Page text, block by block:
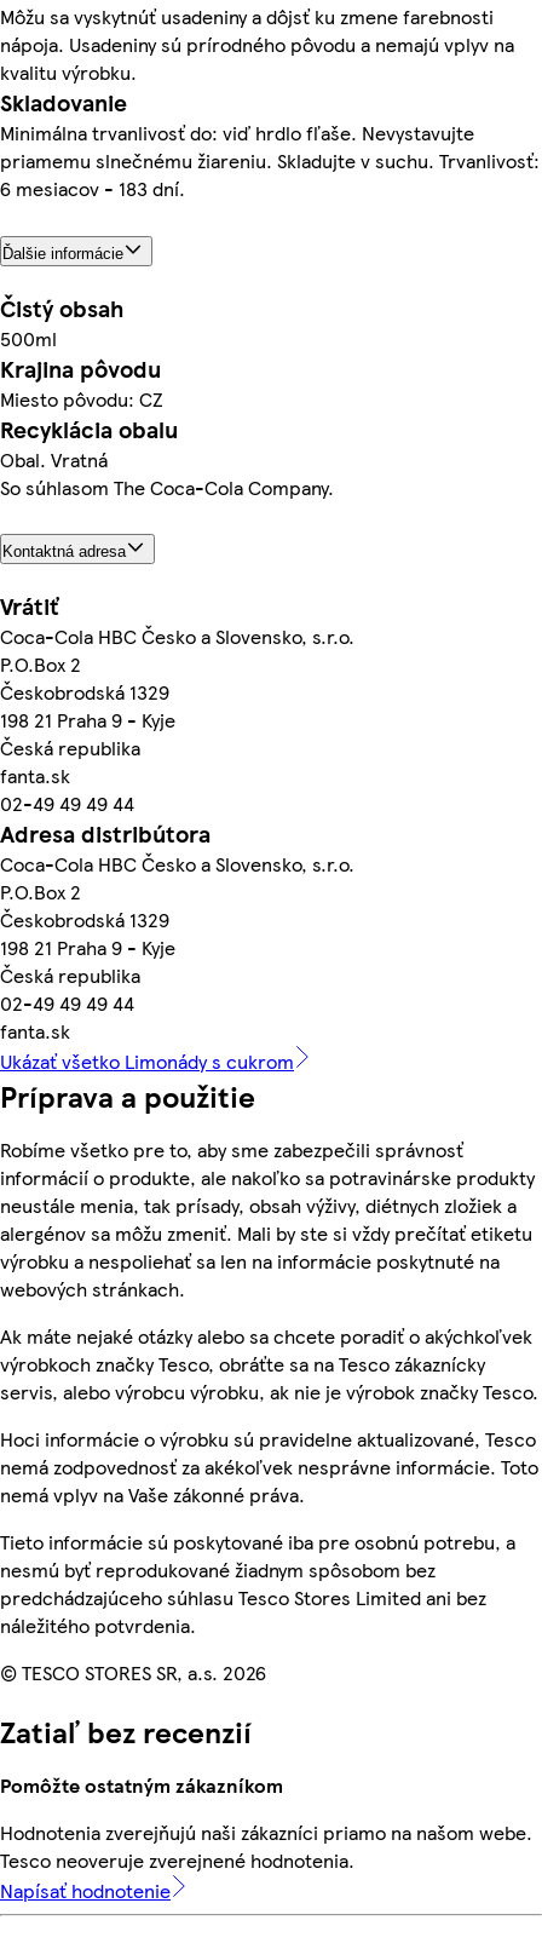
Môžu sa vyskytnúť usadeniny a dôjsť ku zmene farebnosti
nápoja. Usadeniny sú prírodného pôvodu a nemajú vplyv na
kvalitu výrobku.
Skladovanie
Minimálna trvanlivosť do: viď hrdlo fľaše. Nevystavujte
priamemu slnečnému žiareniu. Skladujte v suchu. Trvanlivosť:
6 mesiacov - 183 dní.
Ďalšie informácie
Čistý obsah
500ml
Krajina pôvodu
Miesto pôvodu: CZ
Recyklácia obalu
Obal. Vratná
So súhlasom The Coca-Cola Company.
Kontaktná adresa
Vrátiť
Coca-Cola HBC Česko a Slovensko, s.r.o.
P.O.Box 2
Českobrodská 1329
198 21 Praha 9 - Kyje
Česká republika
fanta.sk
02-49 49 49 44
Adresa distribútora
Coca-Cola HBC Česko a Slovensko, s.r.o.
P.O.Box 2
Českobrodská 1329
198 21 Praha 9 - Kyje
Česká republika
02-49 49 49 44
fanta.sk
Ukázať všetko Limonády s cukrom
Príprava a použitie
Robíme všetko pre to, aby sme zabezpečili správnosť
informácií o produkte, ale nakoľko sa potravinárske produkty
neustále menia, tak prísady, obsah výživy, diétnych zložiek a
alergénov sa môžu zmeniť. Mali by ste si vždy prečítať etiketu
výrobku a nespoliehať sa len na informácie poskytnuté na
webových stránkach.
Ak máte nejaké otázky alebo sa chcete poradiť o akýchkoľvek
výrobkoch značky Tesco, obráťte sa na Tesco zákaznícky
servis, alebo výrobcu výrobku, ak nie je výrobok značky Tesco.
Hoci informácie o výrobku sú pravidelne aktualizované, Tesco
nemá zodpovednosť za akékoľvek nesprávne informácie. Toto
nemá vplyv na Vaše zákonné práva.
Tieto informácie sú poskytované iba pre osobnú potrebu, a
nesmú byť reprodukované žiadnym spôsobom bez
predchádzajúceho súhlasu Tesco Stores Limited ani bez
náležitého potvrdenia.
© TESCO STORES SR, a.s. 2026
Zatiaľ bez recenzií
Pomôžte ostatným zákazníkom
Hodnotenia zverejňujú naši zákazníci priamo na našom webe.
Tesco neoveruje zverejnené hodnotenia.
Napísať hodnotenie